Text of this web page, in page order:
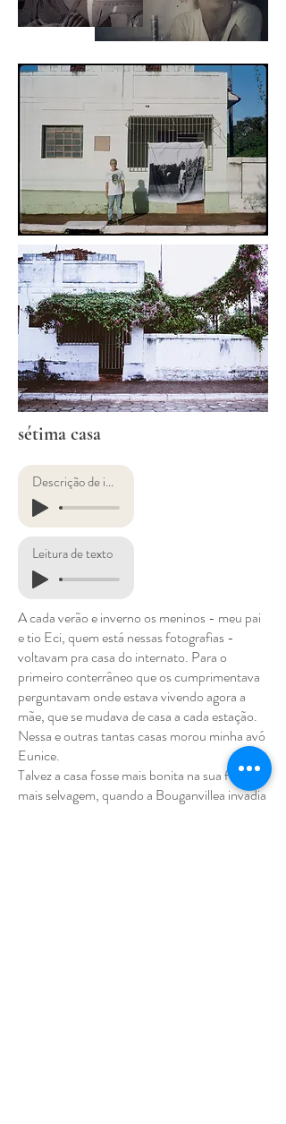
sétima casa
Descrição de imagens
Leitura de texto
A cada verão e inverno os meninos - meu pai
e tio Eci, quem está nessas fotografias -
voltavam pra casa do internato. Para o
primeiro conterrâneo que os cumprimentava
perguntavam onde estava vivendo agora a
mãe, que se mudava de casa a cada estação.
Nessa e outras tantas casas morou minha avó
Eunice.
Talvez a casa fosse mais bonita na sua forma
mais selvagem, quando a Bouganvillea invadia